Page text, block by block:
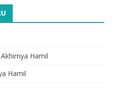
Hamil
Hamil